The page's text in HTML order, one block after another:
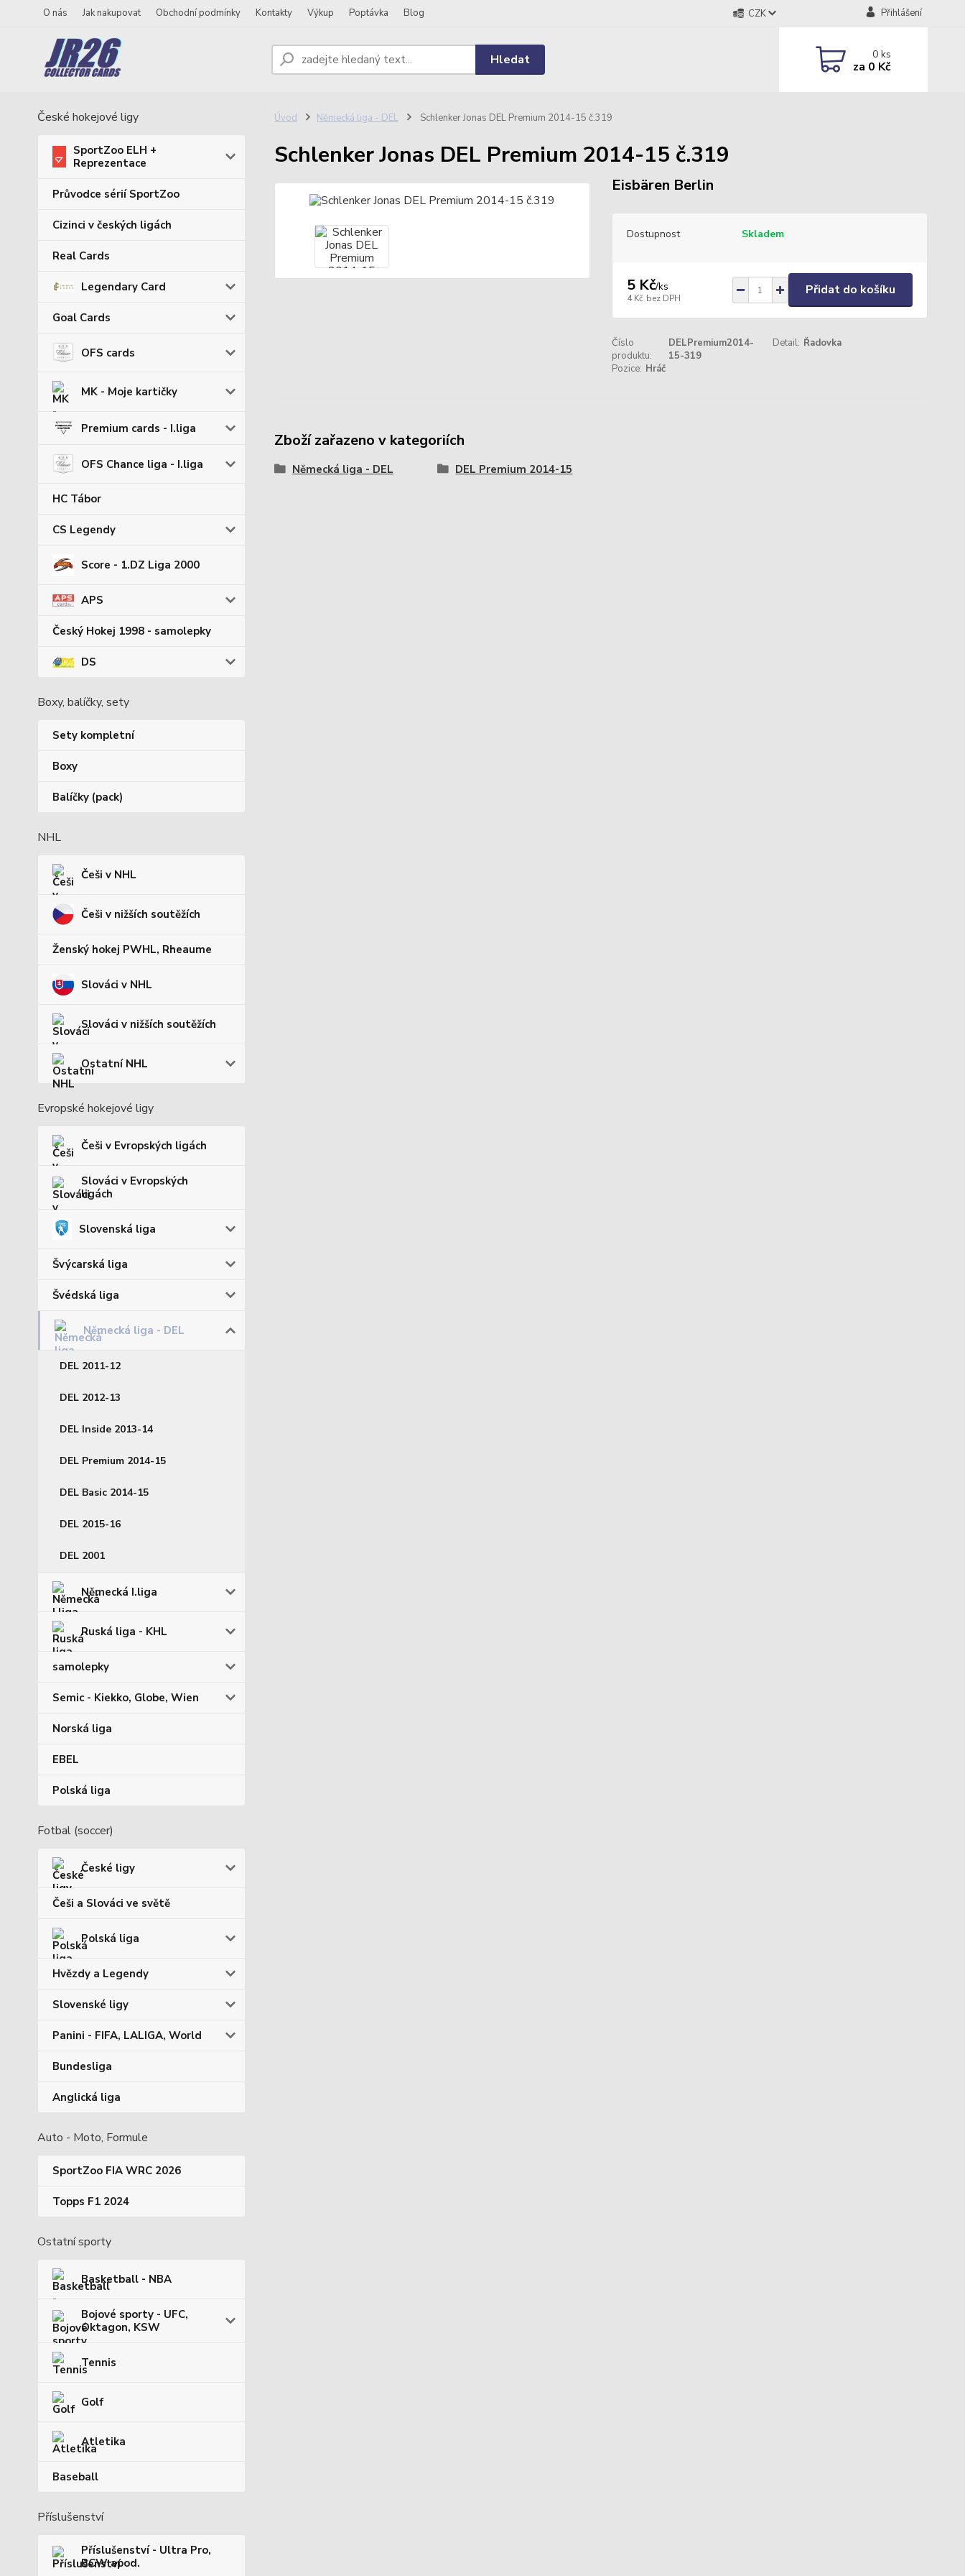
O nás Jak nakupovat Obchodní podmínky Kontakty Výkup Poptávka Blog CZK Přihlášení
Hledat 0ks
za 0 Kč
České hokejové ligy
SportZoo ELH +
Reprezentace
Průvodce sérií SportZoo
Cizinci v českých ligách
Real Cards
Legendary Card
Goal Cards
OFS cards
MK - Moje kartičky
Premium cards - I.liga
OFS Chance liga - I.liga
HC Tábor
CS Legendy
Score - 1.DZ Liga 2000
APS
Český Hokej 1998 - samolepky
DS
Boxy, balíčky, sety
Sety kompletní
Boxy
Balíčky (pack)
NHL
Češi v NHL
Češi v nižších soutěžích
Ženský hokej PWHL, Rheaume
Slováci v NHL
Slováci v nižších soutěžích
Ostatní NHL
Evropské hokejové ligy
Češi v Evropských ligách
Slováci v Evropských
ligách
Slovenská liga
Švýcarská liga
Švédská liga
Německá liga - DEL
DEL 2011-12
DEL 2012-13
DEL Inside 2013-14
DEL Premium 2014-15
DEL Basic 2014-15
DEL 2015-16
DEL 2001
Německá I.liga
Ruská liga - KHL
samolepky
Semic - Kiekko, Globe, Wien
Norská liga
EBEL
Polská liga
Fotbal (soccer)
České ligy
Češi a Slováci ve světě
Polská liga
Hvězdy a Legendy
Slovenské ligy
Panini - FIFA, LALIGA, World
Bundesliga
Anglická liga
Auto - Moto, Formule
SportZoo FIA WRC 2026
Topps F1 2024
Ostatní sporty
Basketball - NBA
Bojové sporty - UFC,
Oktagon, KSW
Tennis
Golf
Atletika
Baseball
Příslušenství
Příslušenství - Ultra Pro,
BCW apod.
Úvod Německá liga - DEL Schlenker Jonas DEL Premium 2014-15 č.319
Schlenker Jonas DEL Premium 2014-15 č.319
Eisbären Berlin
Dostupnost Skladem
5 Kč/ks
4 Kč bez DPH
Přidat do košíku
Číslo
produktu:
DELPremium2014-
15-319
Detail: Řadovka
Pozice: Hráč
Zboží zařazeno v kategoriích
Německá liga - DEL DEL Premium 2014-15